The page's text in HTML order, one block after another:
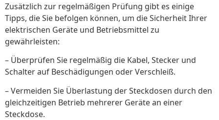
Zusätzlich zur regelmäßigen Prüfung gibt es einige
Tipps, die Sie befolgen können, um die Sicherheit Ihrer
elektrischen Geräte und Betriebsmittel zu
gewährleisten:
– Überprüfen Sie regelmäßig die Kabel, Stecker und
Schalter auf Beschädigungen oder Verschleiß.
– Vermeiden Sie Überlastung der Steckdosen durch den
gleichzeitigen Betrieb mehrerer Geräte an einer
Steckdose.